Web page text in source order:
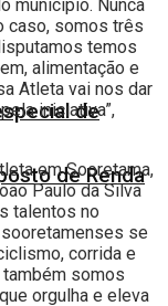
de
de Renda
município. Nunca
caso, somos três
temos
alimentação e
Atleta vai nos dar
iniciativa”,
em Sooretama,
Paulo da Silva
talentos no
se
corrida e
somos
orgulha e eleva